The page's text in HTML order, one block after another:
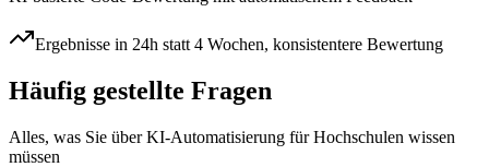
Ergebnisse in 24h statt 4 Wochen, konsistentere Bewertung
Häufig gestellte Fragen
Alles, was Sie überKI-Automatisierung für Hochschulen wissen
müssen